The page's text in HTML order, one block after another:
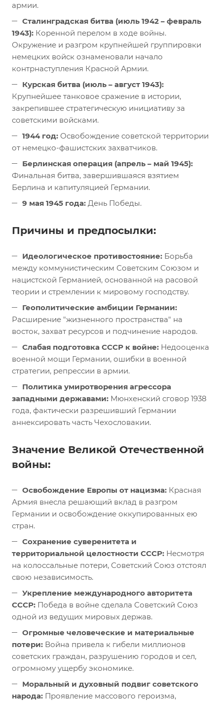
армии.
Сталинградская битва (июль 1942 – февраль
1943): Коренной перелом в ходе войны.
Окружение и разгром крупнейшей группировки
немецких войск ознаменовали начало
контрнаступления Красной Армии.
Курская битва (июль – август 1943):
Крупнейшее танковое сражение в истории,
закрепившее стратегическую инициативу за
советскими войсками.
1944 год: Освобождение советской территории
от немецко-фашистских захватчиков.
Берлинская операция (апрель – май 1945):
Финальная битва, завершившаяся взятием
Берлина и капитуляцией Германии.
9 мая 1945 года: День Победы.
Причины и предпосылки:
Идеологическое противостояние: Борьба
между коммунистическим Советским Союзом и
нацистской Германией, основанной на расовой
теории и стремлении к мировому господству.
Геополитические амбиции Германии:
Расширение "жизненного пространства" на
восток, захват ресурсов и подчинение народов.
Слабая подготовка СССР к войне: Недооценка
военной мощи Германии, ошибки в военной
стратегии, репрессии в армии.
Политика умиротворения агрессора
западными державами: Мюнхенский сговор 1938
года, фактически разрешивший Германии
аннексировать часть Чехословакии.
Значение Великой Отечественной
войны:
Освобождение Европы от нацизма: Красная
Армия внесла решающий вклад в разгром
Германии и освобождение оккупированных ею
стран.
Сохранение суверенитета и
территориальной целостности СССР: Несмотря
на колоссальные потери, Советский Союз отстоял
свою независимость.
Укрепление международного авторитета
СССР: Победа в войне сделала Советский Союз
одной из ведущих мировых держав.
Огромные человеческие и материальные
потери: Война привела к гибели миллионов
советских граждан, разрушению городов и сел,
огромному ущербу экономике.
Моральный и духовный подвиг советского
народа: Проявление массового героизма,